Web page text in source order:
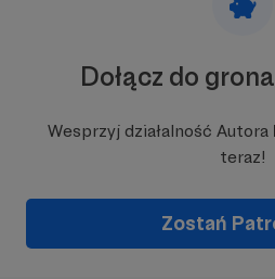
Dołącz do
Wesprzyj działalność Autora
teraz!
Zostań